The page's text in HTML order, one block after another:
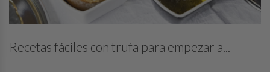
Recetas fáciles con trufa para empezar a...